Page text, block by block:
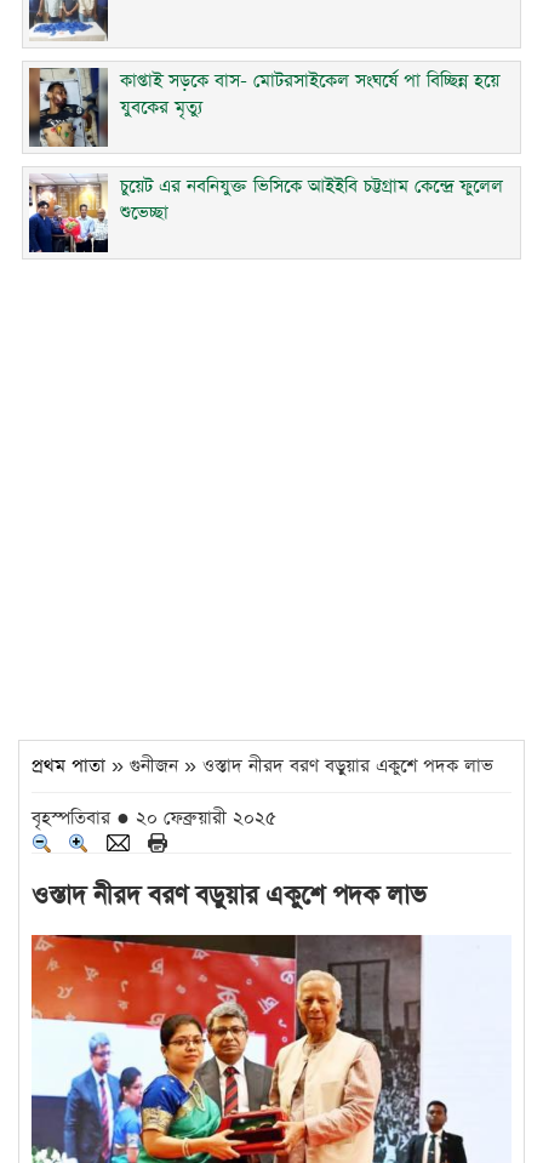
কাপ্তাই সড়কে বাস- মোটরসাইকেল সংঘর্ষে পা বিচ্ছিন্ন হয়ে
যুবকের মৃত্যু
চুয়েট এর নবনিযুক্ত ভিসিকে আইইবি চট্টগ্রাম কেন্দ্রে ফুলেল
শুভেচ্ছা
প্রথম পাতা » গুনীজন » ওস্তাদ নীরদ বরণ বড়ুয়ার একুশে পদক লাভ
বৃহস্পতিবার ● ২০ ফেব্রুয়ারী ২০২৫
ওস্তাদ নীরদ বরণ বড়ুয়ার একুশে পদক লাভ